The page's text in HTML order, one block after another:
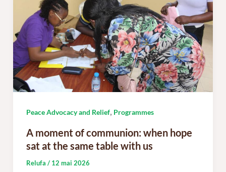
Peace Advocacy and Relief, Programmes
A moment of communion: when hope
sat at the same table with us
Relufa / 12 mai 2026